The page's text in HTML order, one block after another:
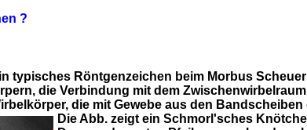
?
typisches Röntgenzeichen beim Morbus
die Verbindung mit dem
die mit Gewebe aus den
Die Abb. zeigt ein Schmorl'sches